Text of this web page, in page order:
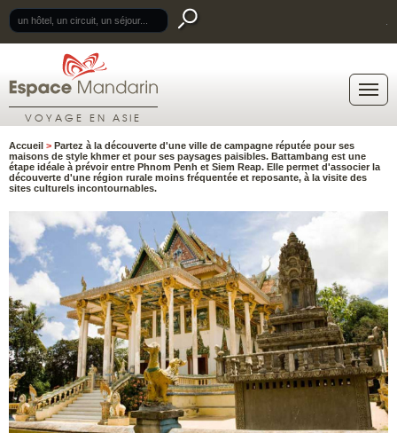
VOYAGE EN ASIE
Accueil > Partez à la découverte d'une ville de campagne réputée pour ses
maisons de style khmer et pour ses paysages paisibles. Battambang est une
étape idéale à prévoir entre Phnom Penh et Siem Reap. Elle permet d'associer la
découverte d'une région rurale moins fréquentée et reposante, à la visite des
sites culturels incontournables.